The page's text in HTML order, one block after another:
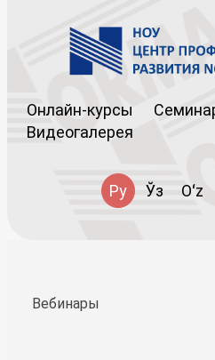
Онлайн-курсы
Видеогалерея
Ру Ўз Oʻz
Вебинары